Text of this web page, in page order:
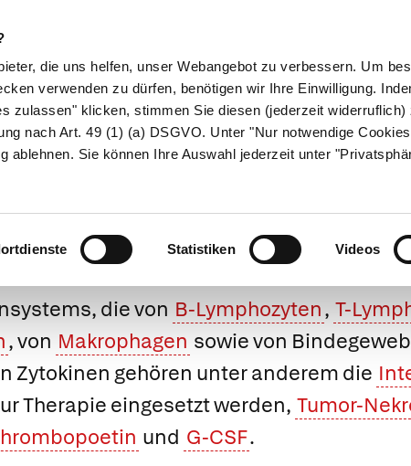
die uns helfen, unser Webangebot zu verbessern. Um
verwenden zu dürfen, benötigen wir Ihre Einwilligung.
zulassen" klicken, stimmen Sie diesen (jederzeit widerruflich)
nach Art. 49 (1) (a) DSGVO. Unter "Nur notwendige
ablehnen. Sie können Ihre Auswahl jederzeit unter
Statistiken Videos
Naturheilkunde Eltern & Kind Gesund
Zytokine
die von B-Lymphozyten, T-
, von Makrophagen sowie von
Zytokinen gehören unter anderem die
Therapie eingesetzt werden, Tumor-
und G-CSF.